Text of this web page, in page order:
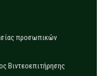
προσωπικών
Βιντεοεπιτήρησης